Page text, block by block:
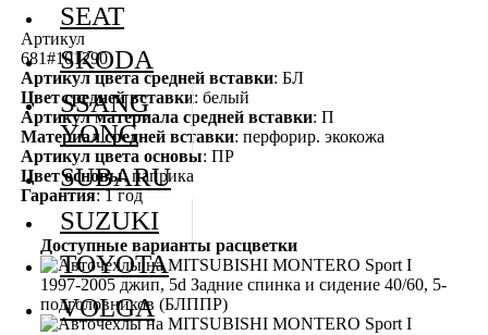
Артикул
681#101290
Артикул цвета средней вставки: БЛ
Цвет средней вставки: белый
Артикул материала средней вставки: П
Материал средней вставки: перфорир. экокожа
Артикул цвета основы: ПР
Цвет основы: паприка
Гарантия: 1 год
Доступные варианты расцветки
SEAT
SKODA
SSANG
YONG
SUBARU
SUZUKI
TOYOTA
VOLGA